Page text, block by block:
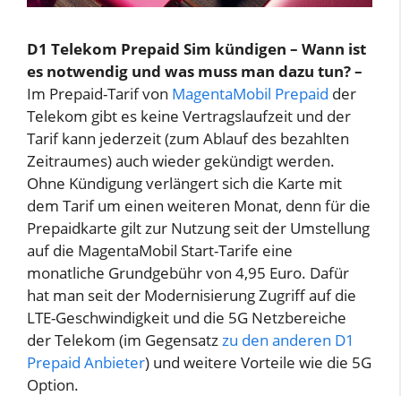
D1 Telekom Prepaid Sim kündigen – Wann ist
es notwendig und was muss man dazu tun? –
Im Prepaid-Tarif von MagentaMobil Prepaid der
Telekom gibt es keine Vertragslaufzeit und der
Tarif kann jederzeit (zum Ablauf des bezahlten
Zeitraumes) auch wieder gekündigt werden.
Ohne Kündigung verlängert sich die Karte mit
dem Tarif um einen weiteren Monat, denn für die
Prepaidkarte gilt zur Nutzung seit der Umstellung
auf die MagentaMobil Start-Tarife eine
monatliche Grundgebühr von 4,95 Euro. Dafür
hat man seit der Modernisierung Zugriff auf die
LTE-Geschwindigkeit und die 5G Netzbereiche
der Telekom (im Gegensatz zu den anderen D1
Prepaid Anbieter) und weitere Vorteile wie die 5G
Option.